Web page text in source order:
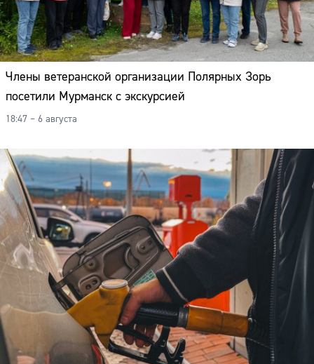
Члены ветеранской организации Полярных Зорь
посетили Мурманск с экскурсией
18:47 – 6 августа